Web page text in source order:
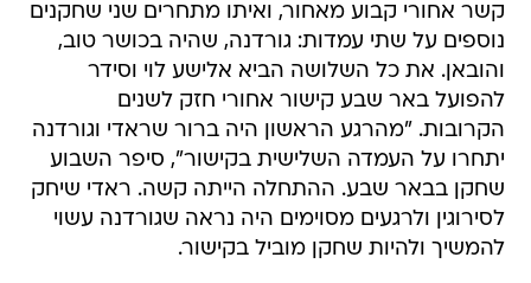
קשר אחורי קבוע מאחור, ואיתו מתחרים שני שחקנים
נוספים על שתי עמדות: גורדנה, שהיה בכושר טוב,
והובאן. את כל השלושה הביא אלישע לוי וסידר
להפועל באר שבע קישור אחורי חזק לשנים
הקרובות. "מהרגע הראשון היה ברור שראדי וגורדנה
יתחרו על העמדה השלישית בקישור", סיפר השבוע
שחקן בבאר שבע. ההתחלה הייתה קשה. ראדי שיחק
לסירוגין ולרגעים מסוימים היה נראה שגורדנה עשוי
להמשיך ולהיות שחקן מוביל בקישור.